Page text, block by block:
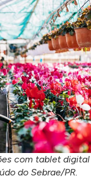
com tablet digital
do Sebrae/PR.